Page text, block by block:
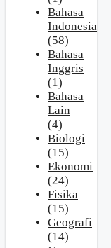
Bahasa
Indonesia
(58)
Bahasa
Inggris
(1)
Bahasa
Lain
(4)
Biologi
(15)
Ekonomi
(24)
Fisika
(15)
Geografi
(14)